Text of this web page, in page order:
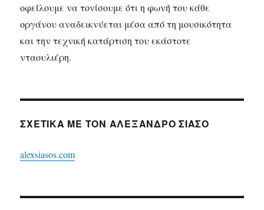
οφείλουμε να τονίσουμε ότι η φωνή του κάθε
οργάνου αναδεικνύεται μέσα από τη μουσικότητα
και την τεχνική κατάρτιση του εκάστοτε
νταουλιέρη.
ΣΧΕΤΙΚΆ ΜΕ ΤΟΝ ΑΛΈΞΑΝΔΡΟ ΣΙΆΣΟ
alexsiasos.com